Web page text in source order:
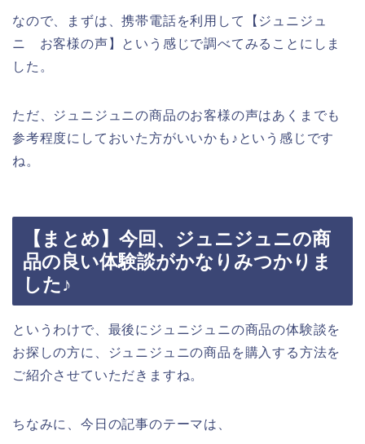
なので、まずは、携帯電話を利用して【ジュニジュ
ニ お客様の声】という感じで調べてみることにしま
した。
ただ、ジュニジュニの商品のお客様の声はあくまでも
参考程度にしておいた方がいいかも♪という感じです
ね。
【まとめ】今回、ジュニジュニの商
品の良い体験談がかなりみつかりま
した♪
というわけで、最後にジュニジュニの商品の体験談を
お探しの方に、ジュニジュニの商品を購入する方法を
ご紹介させていただきますね。
ちなみに、今日の記事のテーマは、